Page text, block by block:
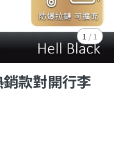
1 / 1
款對開行李